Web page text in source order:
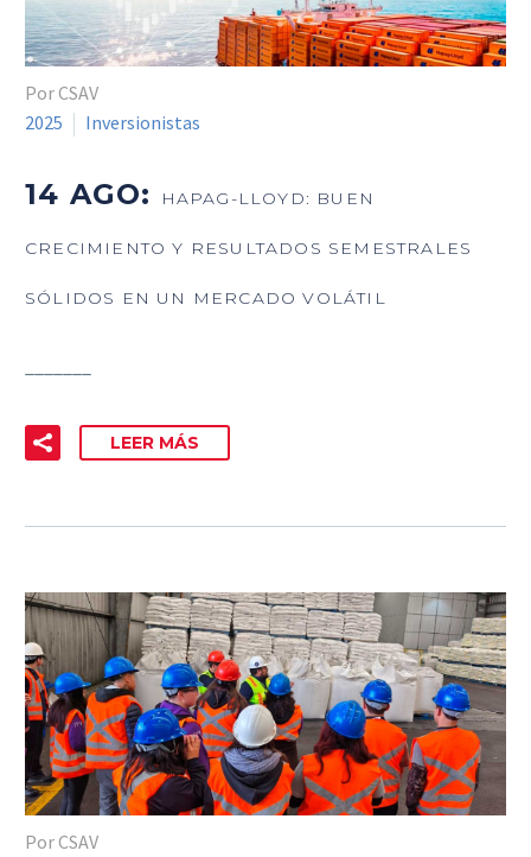
Por CSAV
2025
Inversionistas
14 AGO: HAPAG-LLOYD: BUEN
CRECIMIENTO Y RESULTADOS SEMESTRALES
SÓLIDOS EN UN MERCADO VOLÁTIL
LEER MÁS
Por CSAV